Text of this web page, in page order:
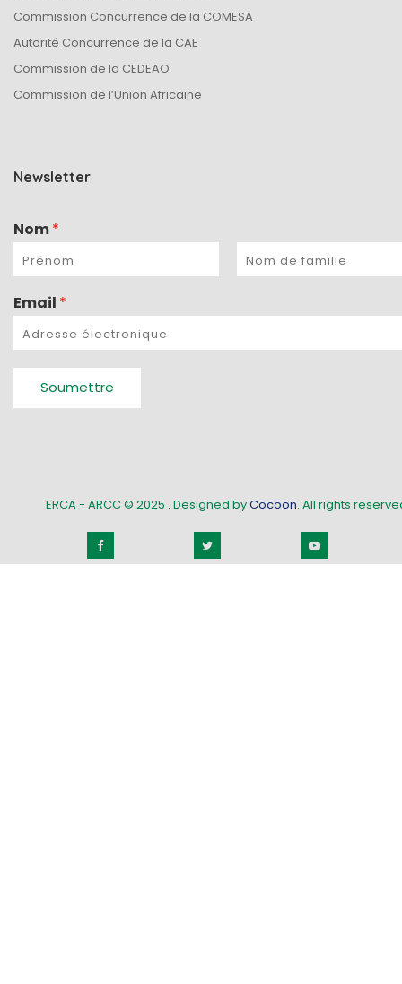
Commission Concurrence de la COMESA
Autorité Concurrence de la CAE
Commission de la CEDEAO
Commission de l’Union Africaine
Newsletter
Nom*
Email *
Soumettre
ERCA - ARCC © 2025 . Designed byCocoon. All rights